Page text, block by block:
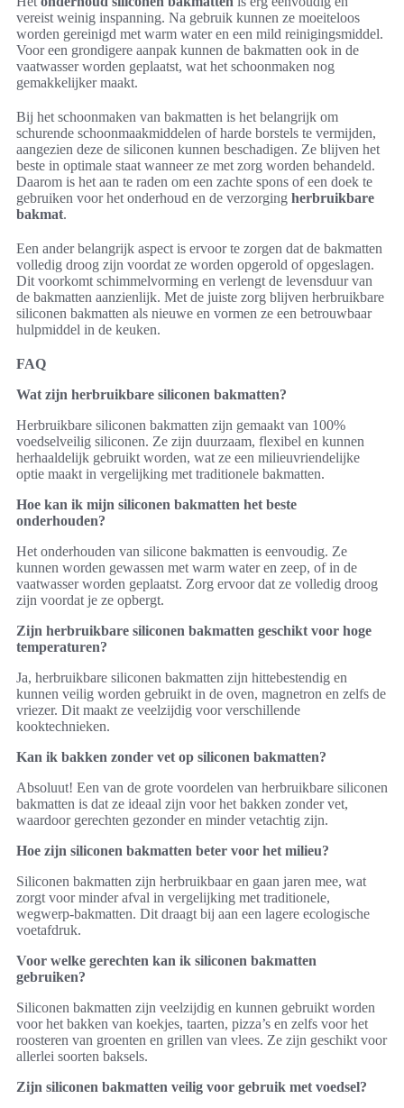
vereist weinig inspanning. Na gebruik kunnen ze moeiteloos
worden gereinigd met warm water en een mild reinigingsmiddel.
Voor een grondigere aanpak kunnen de bakmatten ook in de
vaatwasser worden geplaatst, wat het schoonmaken nog
gemakkelijker maakt.
Bij het schoonmaken van bakmatten is het belangrijk om
schurende schoonmaakmiddelen of harde borstels te vermijden,
aangezien deze de siliconen kunnen beschadigen. Ze blijven het
beste in optimale staat wanneer ze met zorg worden behandeld.
Daarom is het aan te raden om een zachte spons of een doek te
gebruiken voor het onderhoud en de verzorging herbruikbare
bakmat.
Een ander belangrijk aspect is ervoor te zorgen dat de bakmatten
volledig droog zijn voordat ze worden opgerold of opgeslagen.
Dit voorkomt schimmelvorming en verlengt de levensduur van
de bakmatten aanzienlijk. Met de juiste zorg blijven herbruikbare
siliconen bakmatten als nieuwe en vormen ze een betrouwbaar
hulpmiddel in de keuken.
FAQ
Wat zijn herbruikbare siliconen bakmatten?
Herbruikbare siliconen bakmatten zijn gemaakt van 100%
voedselveilig siliconen. Ze zijn duurzaam, flexibel en kunnen
herhaaldelijk gebruikt worden, wat ze een milieuvriendelijke
optie maakt in vergelijking met traditionele bakmatten.
Hoe kan ik mijn siliconen bakmatten het beste
onderhouden?
Het onderhouden van silicone bakmatten is eenvoudig. Ze
kunnen worden gewassen met warm water en zeep, of in de
vaatwasser worden geplaatst. Zorg ervoor dat ze volledig droog
zijn voordat je ze opbergt.
Zijn herbruikbare siliconen bakmatten geschikt voor hoge
temperaturen?
Ja, herbruikbare siliconen bakmatten zijn hittebestendig en
kunnen veilig worden gebruikt in de oven, magnetron en zelfs de
vriezer. Dit maakt ze veelzijdig voor verschillende
kooktechnieken.
Kan ik bakken zonder vet op siliconen bakmatten?
Absoluut! Een van de grote voordelen van herbruikbare siliconen
bakmatten is dat ze ideaal zijn voor het bakken zonder vet,
waardoor gerechten gezonder en minder vetachtig zijn.
Hoe zijn siliconen bakmatten beter voor het milieu?
Siliconen bakmatten zijn herbruikbaar en gaan jaren mee, wat
zorgt voor minder afval in vergelijking met traditionele,
wegwerp-bakmatten. Dit draagt bij aan een lagere ecologische
voetafdruk.
Voor welke gerechten kan ik siliconen bakmatten
gebruiken?
Siliconen bakmatten zijn veelzijdig en kunnen gebruikt worden
voor het bakken van koekjes, taarten, pizza’s en zelfs voor het
roosteren van groenten en grillen van vlees. Ze zijn geschikt voor
allerlei soorten baksels.
Zijn siliconen bakmatten veilig voor gebruik met voedsel?